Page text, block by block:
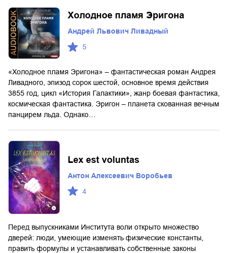
Холодное пламя Эригона
Андрей Львович Ливадный
5
«Холодное пламя Эригона» – фантастическая роман Андрея
Ливадного, эпизод сорок шестой, основное время действия
3855 год, цикл «История Галактики», жанр боевая фантастика,
космическая фантастика. Эригон – планета скованная вечным
панцирем льда. Однако…
Lex est voluntas
Антон Алексеевич Воробьев
4
Перед выпускниками Института воли открыто множество
дверей: люди, умеющие изменять физические константы,
править формулы и устанавливать собственные законы